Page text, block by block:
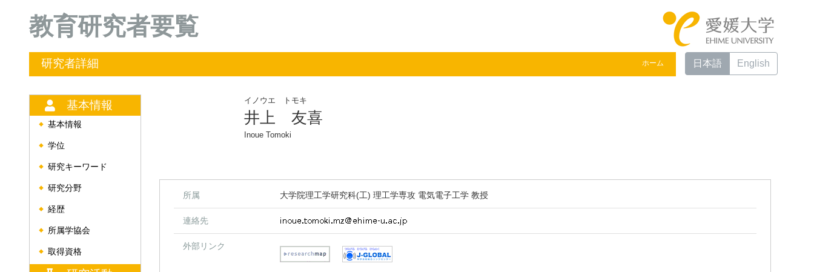
教育研究者要覧
研究者詳細 ホーム 日本語 English
基本情報
◆ 基本情報
◆ 学位
◆ 研究キーワード
◆ 研究分野
◆ 経歴
◆ 所属学協会
◆ 取得資格
イノウエ トモキ
井上 友喜
Inoue Tomoki
所属 大学院理工学研究科(工) 理工学専攻 電気電子工学 教授
連絡先
外部リンク